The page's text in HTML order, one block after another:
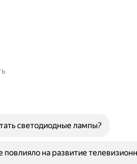
светодиодные лампы?
повлияло на развитие